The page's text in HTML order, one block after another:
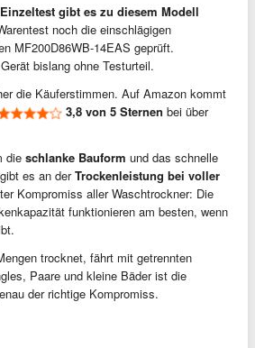
gibt es zu diesem Modell
noch die einschlägigen
MF200D86WB-14EAS geprüft.
bislang ohne Testurteil.
die Käuferstimmen. Auf Amazon kommt
3,8 von 5 Sternen bei über
die schlanke Bauform und das schnelle
es an derTrockenleistung bei voller
Kompromiss aller Waschtrockner: Die
funktionieren am besten, wenn
trocknet, fährt mit getrennten
Paare und kleine Bäder ist die
der richtige Kompromiss.